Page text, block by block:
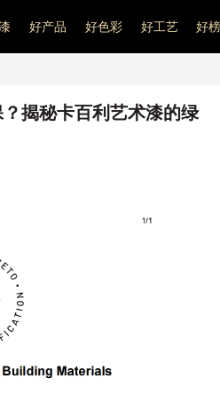
好产品 好色彩 好工艺 好
揭秘卡百利艺术漆的绿